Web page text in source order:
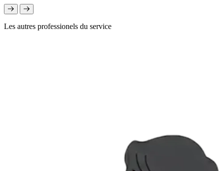
Les autres professionels du service